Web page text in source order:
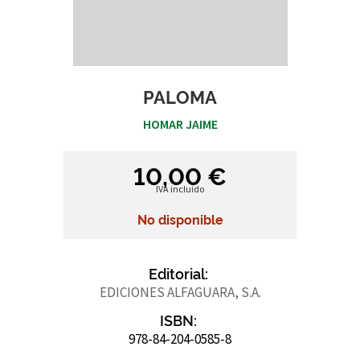
PALOMA
HOMAR JAIME
10,00 €
IVA incluido
No disponible
Editorial:
EDICIONES ALFAGUARA, S.A.
ISBN:
978-84-204-0585-8